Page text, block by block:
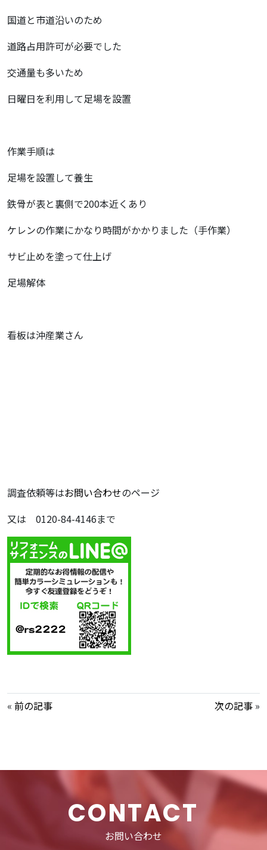
国道と市道沿いのため
道路占用許可が必要でした
交通量も多いため
日曜日を利用して足場を設置
作業手順は
足場を設置して養生
鉄骨が表と裏側で200本近くあり
ケレンの作業にかなり時間がかかりました（手作業）
サビ止めを塗って仕上げ
足場解体
看板は沖産業さん
調査依頼等はお問い合わせのページ
又は 0120-84-4146まで
« 前の記事 次の記事 »
CONTACT
お問い合わせ